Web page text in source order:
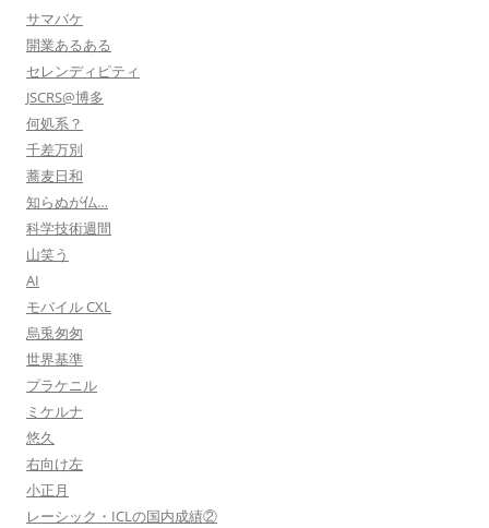
サマバケ
開業あるある
セレンディピティ
JSCRS@博多
何処系？
千差万別
蕎麦日和
知らぬが仏…
科学技術週間
山笑う
AI
モバイル CXL
烏兎匆匆
世界基準
プラケニル
ミケルナ
悠久
右向け左
小正月
レーシック・ICLの国内成績②